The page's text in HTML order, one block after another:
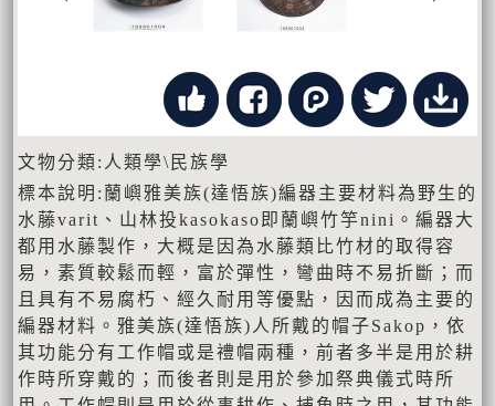
文物分類:人類學\民族學
標本說明:蘭嶼雅美族(達悟族)編器主要材料為野生的
水藤varit、山林投kasokaso即蘭嶼竹竽nini。編器大
都用水藤製作，大概是因為水藤類比竹材的取得容
易，素質較鬆而輕，富於彈性，彎曲時不易折斷；而
且具有不易腐朽、經久耐用等優點，因而成為主要的
編器材料。雅美族(達悟族)人所戴的帽子Sakop，依
其功能分有工作帽或是禮帽兩種，前者多半是用於耕
作時所穿戴的；而後者則是用於參加祭典儀式時所